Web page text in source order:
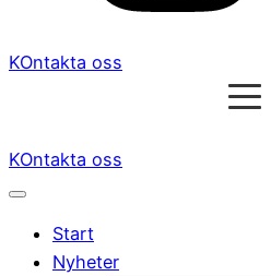
KOntakta oss
KOntakta oss
Start
Nyheter